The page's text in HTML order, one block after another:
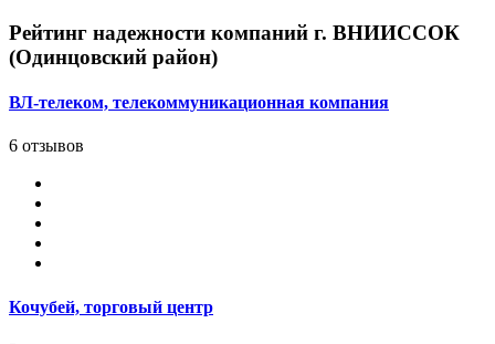
Рейтинг надежности компаний г. ВНИИССОК
(Одинцовский район)
ВЛ-телеком, телекоммуникационная компания
6 отзывов
Кочубей, торговый центр